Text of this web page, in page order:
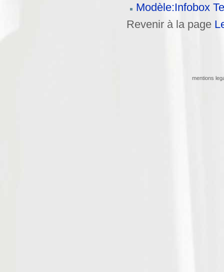
Modèle:Infobox
Revenir à la page
mentions